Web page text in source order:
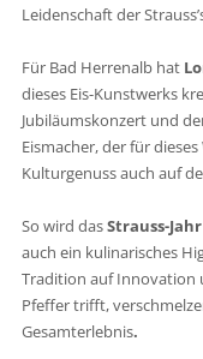
Leidenschaft der
Für Bad Herrenalb hat
dieses Eis-Kunstwerks
Jubiläumskonzert und
Eismacher, der für
Kulturgenuss auch auf
So wird dasStrauss-Jahr
auch ein kulinarisches
Tradition auf Innovation
Pfeffer trifft,
Gesamterlebnis.